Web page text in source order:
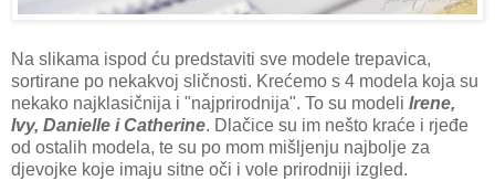
Na slikama ispod ću predstaviti sve modele trepavica,
sortirane po nekakvoj sličnosti. Krećemo s 4 modela koja su
nekako najklasičnija i "najprirodnija". To su modeli Irene,
Ivy, Danielle i Catherine. Dlačice su im nešto kraće i rjeđe
od ostalih modela, te su po mom mišljenju najbolje za
djevojke koje imaju sitne oči i vole prirodniji izgled.